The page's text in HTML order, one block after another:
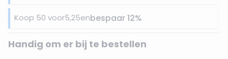
Koop 50 voor5,25enbespaar12%
Handig om er bij te bestellen